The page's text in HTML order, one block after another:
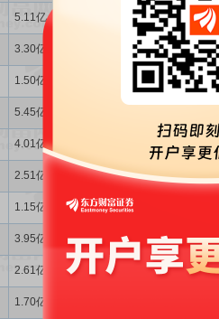
5.11亿 0.731 1.33亿 40.12
3.30亿 19.32 8206万
1.50亿 3148万
5.45亿
4.01亿 9505万
2.51亿 47.65 17.83 5628万
1.15亿 49.62 -13.63
3.95亿 37.56 45.39 8006万
2.61亿 29.31 -1.311 6044万
1.70亿